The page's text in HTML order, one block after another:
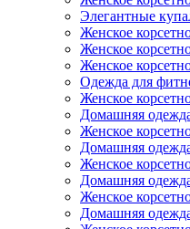
Элегантные
Женское
Женское
Женское
Одежда для
Женское
Домашняя
Женское
Домашняя
Женское
Домашняя
Женское
Домашняя